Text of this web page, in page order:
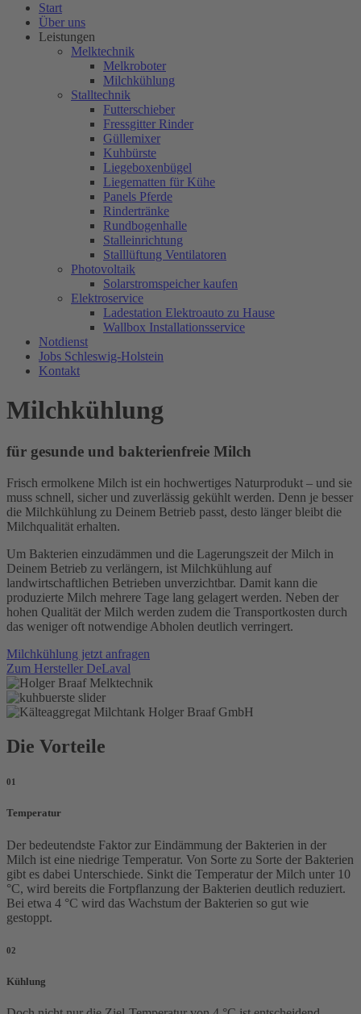
Start
Über uns
Leistungen
Melktechnik
Melkroboter
Milchkühlung
Stalltechnik
Futterschieber
Fressgitter Rinder
Güllemixer
Kuhbürste
Liegeboxenbügel
Liegematten für Kühe
Panels Pferde
Rindertränke
Rundbogenhalle
Stalleinrichtung
Stalllüftung Ventilatoren
Photovoltaik
Solarstromspeicher kaufen
Elektroservice
Ladestation Elektroauto zu Hause
Wallbox Installationsservice
Notdienst
Jobs Schleswig-Holstein
Kontakt
Milchkühlung
für gesunde und bakterienfreie Milch
Frisch ermolkene Milch ist ein hochwertiges Naturprodukt – und sie
muss schnell, sicher und zuverlässig gekühlt werden. Denn je besser
die Milchkühlung zu Deinem Betrieb passt, desto länger bleibt die
Milchqualität erhalten.
Um Bakterien einzudämmen und die Lagerungszeit der Milch in
Deinem Betrieb zu verlängern, ist Milchkühlung auf
landwirtschaftlichen Betrieben unverzichtbar. Damit kann die
produzierte Milch mehrere Tage lang gelagert werden. Neben der
hohen Qualität der Milch werden zudem die Transportkosten durch
das weniger oft notwendige Abholen deutlich verringert.
Milchkühlung jetzt anfragen
Zum Hersteller DeLaval
Die Vorteile
01
Temperatur
Der bedeutendste Faktor zur Ein­däm­mung der Bakterien in der
Milch ist eine niedrige Temperatur. Von Sorte zu Sorte der Bakterien
gibt es dabei Unter­schiede. Sinkt die Temperatur der Milch unter 10
°C, wird bereits die Fortpflanzung der Bakterien deutlich reduziert.
Bei etwa 4 °C wird das Wachs­tum der Bakterien so gut wie
gestoppt.
02
Kühlung